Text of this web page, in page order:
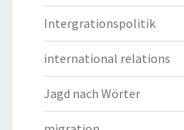
Intergrationspolitik
international relations
Jagd nach Wörter